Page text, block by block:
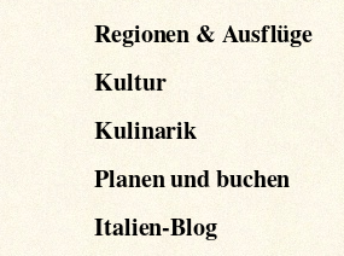
Regionen & Ausflüge
Kultur
Kulinarik
Planen und buchen
Italien-Blog